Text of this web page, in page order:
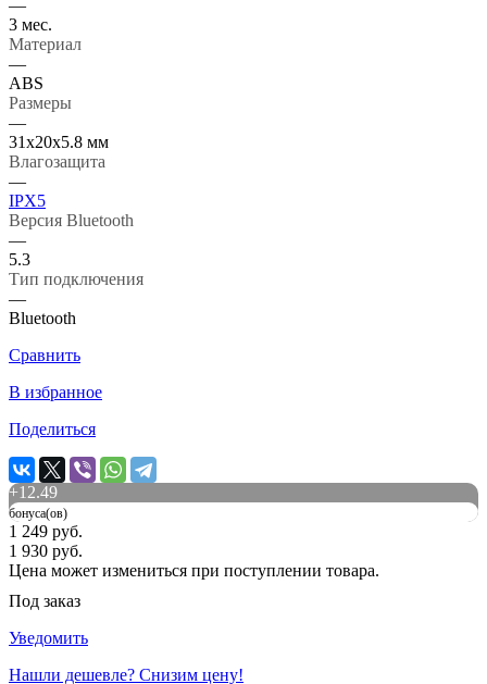
—
3 мес.
Материал
—
ABS
Размеры
—
31х20х5.8 мм
Влагозащита
—
IPX5
Версия Bluetooth
—
5.3
Тип подключения
—
Bluetooth
Сравнить
В избранное
Поделиться
+12.49
бонуса(ов)
1 249 руб.
1 930 руб.
Цена может измениться при поступлении товара.
Под заказ
Уведомить
Нашли дешевле? Снизим цену!